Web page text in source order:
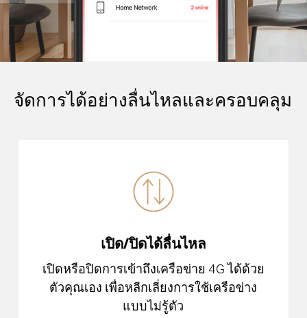
จัดการได้อย่างลื่นไหลและครอบคลุม
เปิด/ปิดได้ลื่นไหล
เปิดหรือปิดการเข้าถึงเครือข่าย 4G ได้ด้วย
ตัวคุณเอง เพื่อหลีกเลี่ยงการใช้เครือข่าง
แบบไม่รู้ตัว